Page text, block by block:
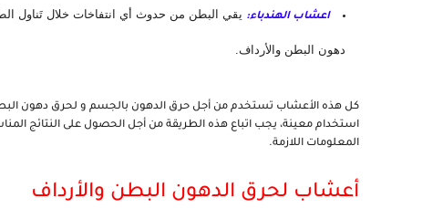
اعشاب الهندباء:
دهون البطن والأرداف.
المعلومات اللازمة.
أعشاب لحرق الدهون البطن والأرداف